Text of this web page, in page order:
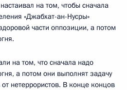
на том, чтобы сначала
«Джабхат-ан-Нусры»
части оппозиции, а потом
на том, что сначала надо
а потом они выполнят задачу
нетеррористов. В конце концов